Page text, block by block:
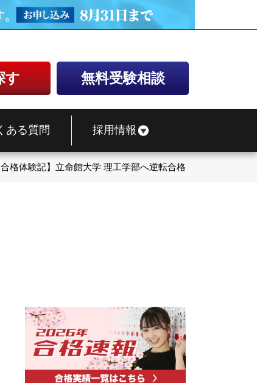
す 無料受験相談
ある質問 採用情報
合格体験記】立命館大学 理工学部へ逆転合格！